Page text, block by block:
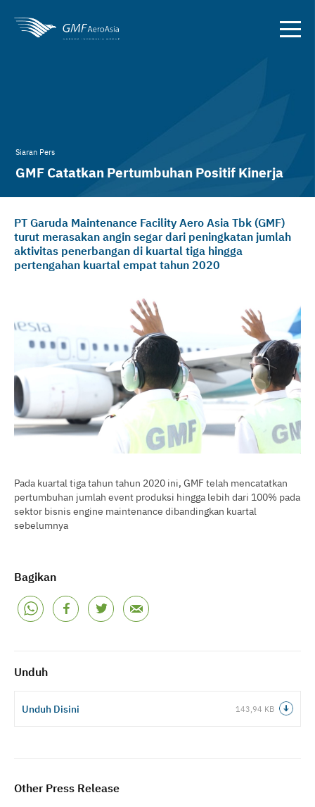
Siaran Pers
GMF Catatkan Pertumbuhan Positif Kinerja
Bagikan
Unduh
Unduh Disini 143,94 KB
Other Press Release
PT Garuda Maintenance Facility Aero Asia Tbk (GMF)
turut merasakan angin segar dari peningkatan jumlah
aktivitas penerbangan di kuartal tiga hingga
pertengahan kuartal empat tahun 2020
Pada kuartal tiga tahun tahun 2020 ini, GMF telah mencatatkan
pertumbuhan jumlah event produksi hingga lebih dari 100% pada
sektor bisnis engine maintenance dibandingkan kuartal
sebelumnya